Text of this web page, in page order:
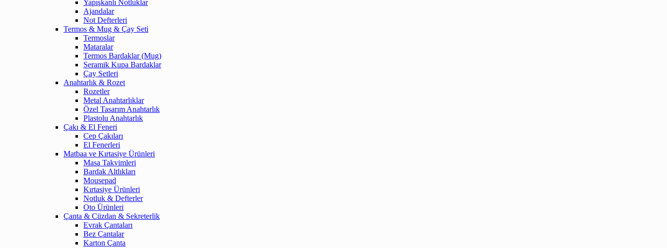
Yapışkanlı Notluklar
Ajandalar
Not Defterleri
Termos & Mug & Çay Seti
Termoslar
Mataralar
Termos Bardaklar (Mug)
Seramik Kupa Bardaklar
Çay Setleri
Anahtarlık & Rozet
Rozetler
Metal Anahtarlıklar
Özel Tasarım Anahtarlık
Plastolu Anahtarlık
Çakı & El Feneri
Cep Çakıları
El Fenerleri
Matbaa ve Kırtasiye Ürünleri
Masa Takvimleri
Bardak Altlıkları
Mousepad
Kırtasiye Ürünleri
Notluk & Defterler
Oto Ürünleri
Çanta & Cüzdan & Sekreterlik
Evrak Çantaları
Bez Çantalar
Karton Çanta